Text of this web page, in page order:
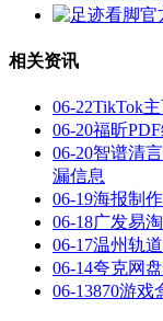
相关资讯
06-22TikTok
06-20福昕
06-20智谱清
漏信息
06-19海报制
06-18广发易
06-17温州轨
06-14夸克网
06-13870游戏